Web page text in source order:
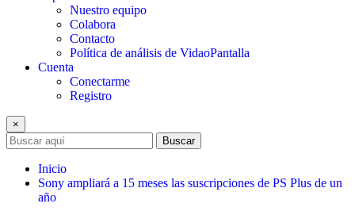
Nuestro equipo
Colabora
Contacto
Política de análisis de VidaoPantalla
Cuenta
Conectarme
Registro
×
Buscar
Inicio
Sony ampliará a 15 meses las suscripciones de PS Plus de un
año